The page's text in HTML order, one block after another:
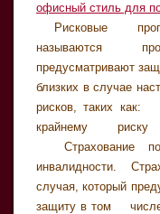
офисный стиль для
Рисковые
называются
предусматривают
близких в случае
рисков, таких как:
крайнему
Страхование по
инвалидности.
случая, который
защиту в том числе
Предоставляют
очередных взносов
инвалидности
Предоставляют
программы
Программы удобны
накоплений
накопление на
ВУЗе, покупка